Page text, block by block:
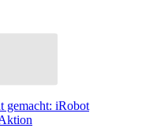
gemacht: iRobot